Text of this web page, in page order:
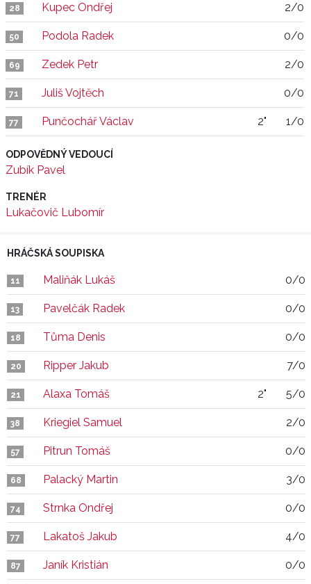
28 Kupec Ondřej 2/0
50 Podola Radek 0/0
69 Zedek Petr 2/0
71 Juliš Vojtěch 0/0
77 Punčochář Václav 2" 1/0
ODPOVĚDNÝ VEDOUCÍ
Zubík Pavel
TRENÉR
Lukačovič Lubomír
HRÁČSKÁ SOUPISKA
11 Maliňák Lukáš 0/0
13 Pavelčák Radek 0/0
18 Tůma Denis 0/0
20 Ripper Jakub 7/0
21 Alaxa Tomáš 2" 5/0
38 Kriegiel Samuel 2/0
57 Pitrun Tomáš 0/0
68 Palacký Martin 3/0
74 Strnka Ondřej 0/0
77 Lakatoš Jakub 4/0
87 Janík Kristián 0/0